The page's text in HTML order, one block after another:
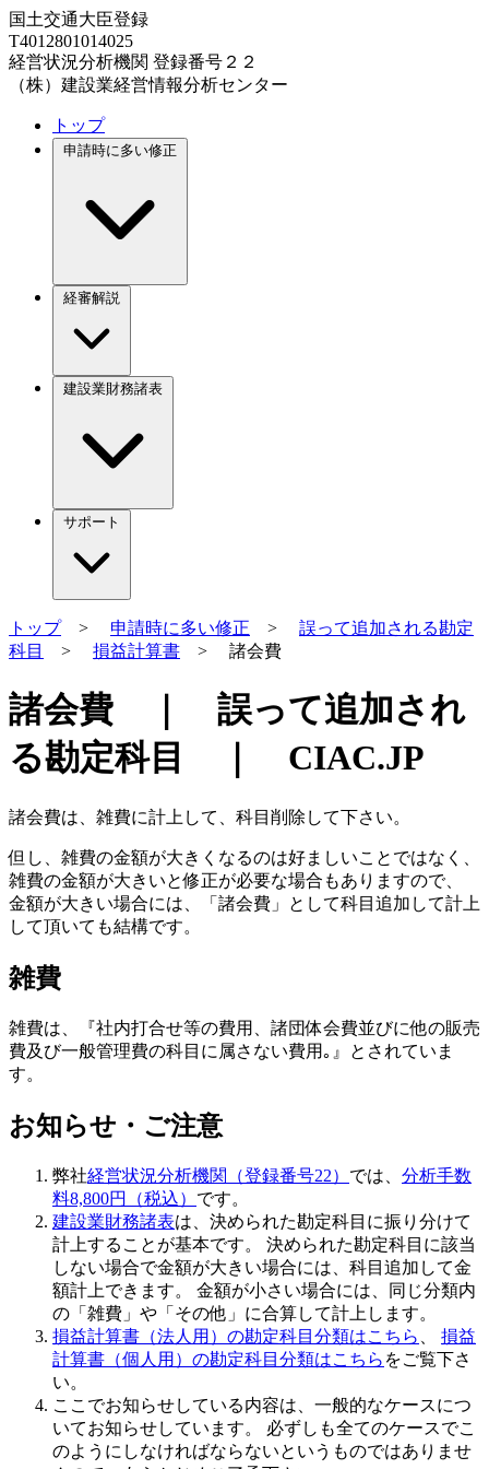
国土交通大臣登録
T4012801014025
経営状況分析機関 登録番号２２
（株）建設業経営情報分析センター
トップ
申請時に多い修正
経審解説
建設業財務諸表
サポート
トップ> 申請時に多い修正 > 誤って追加される勘定
科目
> 損益計算書 > 諸会費
諸会費 ｜ 誤って追加され
る勘定科目 ｜ CIAC.JP
諸会費は、 雑費に計上して、科目削除して下さい。
但し、雑費の金額が大きくなるのは好ましいことではなく、
雑費の金額が大きいと修正が必要な場合もありますので、
金額が大きい場合には、「諸会費」として科目追加して計上
して頂いても結構です。
雑費
雑費は、『社内打合せ等の費用、諸団体会費並びに他の販売
費及び一般管理費の科目に属さない費用｡』とされていま
す。
お知らせ・ご注意
弊社経営状況分析機関（登録番号22） では、 分析手数
料8,800円（税込） です。
建設業財務諸表は、決められた勘定科目に振り分けて
計上することが基本です。 決められた勘定科目に該当
しない場合で金額が大きい場合には、科目追加して金
額計上できます。 金額が小さい場合には、同じ分類内
の「雑費」や「その他」に合算して計上します。
損益計算書（法人用）の勘定科目分類はこちら
損益
計算書（個人用）の勘定科目分類はこちら をご覧下さ
い。
ここでお知らせしている内容は、一般的なケースにつ
いてお知らせしています。 必ずしも全てのケースでこ
のようにしなければならないというものではありませ